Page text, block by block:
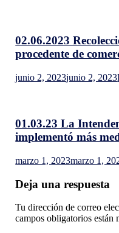
02.06.2023
procedente de
junio 2, 2023junio 2, 2023
01.03.23 La
implementó más
marzo 1, 2023marzo 1,
Deja una respuesta
Tu dirección de correo
campos obligatorios están